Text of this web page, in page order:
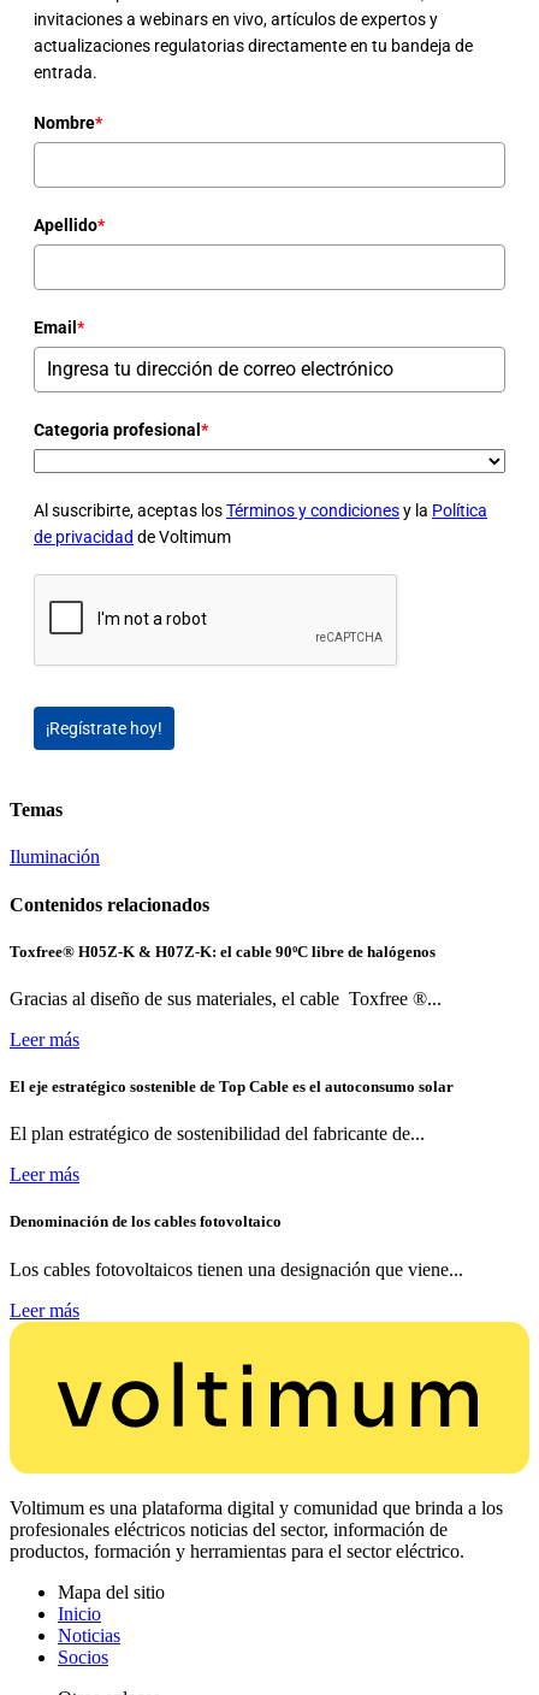
invitaciones a webinars en vivo, artículos de expertos y
actualizaciones regulatorias directamente en tu bandeja de
entrada.
Nombre*
Apellido*
Email *
Categoria profesional *
Al suscribirte, aceptas losTérminos y condicionesy la Política
de privacidad de Voltimum
¡Regístrate hoy!
Temas
Iluminación
Contenidos relacionados
Toxfree® H05Z-K & H07Z-K: el cable 90ºC libre de halógenos
Gracias al diseño de sus materiales, el cable Toxfree ®...
Leer más
El eje estratégico sostenible de Top Cable es el autoconsumo solar
El plan estratégico de sostenibilidad del fabricante de...
Leer más
Denominación de los cables fotovoltaico
Los cables fotovoltaicos tienen una designación que viene...
Leer más
Voltimum es una plataforma digital y comunidad que brinda a los
profesionales eléctricos noticias del sector, información de
productos, formación y herramientas para el sector eléctrico.
Mapa del sitio
Inicio
Noticias
Socios